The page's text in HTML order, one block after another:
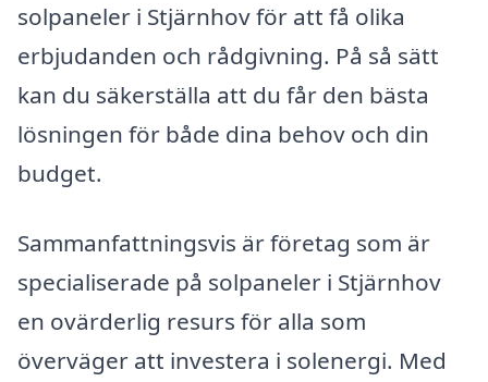
solpaneler i Stjärnhov för att få olika
erbjudanden och rådgivning. På så sätt
kan du säkerställa att du får den bästa
lösningen för både dina behov och din
budget.
Sammanfattningsvis är företag som är
specialiserade på solpaneler i Stjärnhov
en ovärderlig resurs för alla som
överväger att investera i solenergi. Med